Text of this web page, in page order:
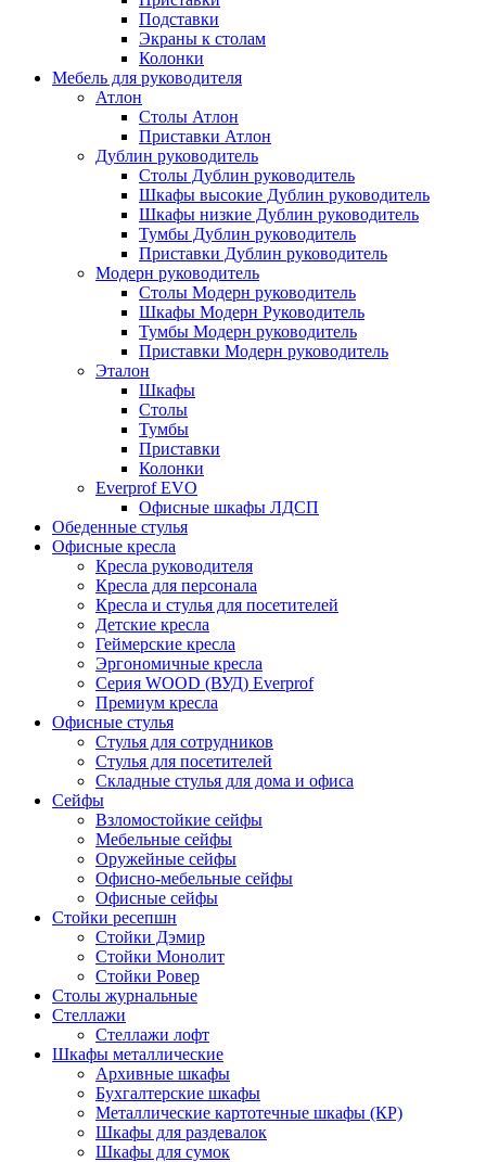
Подставки
Экраны к столам
Колонки
Мебель для руководителя
Атлон
Столы Атлон
Приставки Атлон
Дублин руководитель
Столы Дублин руководитель
Шкафы высокие Дублин руководитель
Шкафы низкие Дублин руководитель
Тумбы Дублин руководитель
Приставки Дублин руководитель
Модерн руководитель
Столы Модерн руководитель
Шкафы Модерн Руководитель
Тумбы Модерн руководитель
Приставки Модерн руководитель
Эталон
Шкафы
Столы
Тумбы
Приставки
Колонки
Everprof EVO
Офисные шкафы ЛДСП
Обеденные стулья
Офисные кресла
Кресла руководителя
Кресла для персонала
Кресла и стулья для посетителей
Детские кресла
Геймерские кресла
Эргономичные кресла
Серия WOOD (ВУД) Everprof
Премиум кресла
Офисные стулья
Стулья для сотрудников
Стулья для посетителей
Складные стулья для дома и офиса
Сейфы
Взломостойкие сейфы
Мебельные сейфы
Оружейные сейфы
Офисно-мебельные сейфы
Офисные сейфы
Стойки ресепшн
Стойки Дэмир
Стойки Монолит
Стойки Ровер
Столы журнальные
Стеллажи
Стеллажи лофт
Шкафы металлические
Архивные шкафы
Бухгалтерские шкафы
Металлические картотечные шкафы (КР)
Шкафы для раздевалок
Шкафы для сумок